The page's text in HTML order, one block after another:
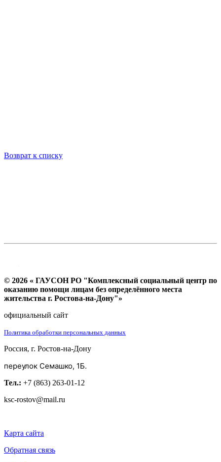
Возврат к списку
© 2026 « ГАУСОН РО "Комплексный социальный центр по
оказанию помощи лицам без определённого места
жительства г. Ростова-на-Дону"»
официальный сайт
Политика обработки персональных данных
Россия, г. Ростов-на-Дону
переулок Семашко, 1Б.
Тел.: +7 (863) 263-01-12
ksc-rostov@mail.ru
Карта сайта
Обратная связь